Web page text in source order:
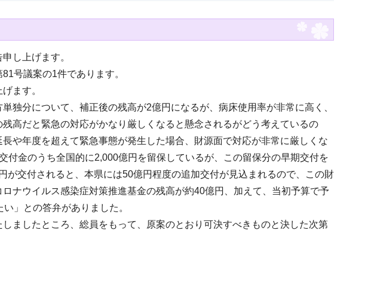
し上げます。
号議案の1件であります。
ます。
独分について、補正後の残高が2億円になるが、病床使用率が非常に高く、
高だと緊急の対応がかなり厳しくなると懸念されるがどう考えているの
や年度を超えて緊急事態が発生した場合、財源面で対応が非常に厳しくな
付金のうち全国的に2,000億円を留保しているが、この留保分の早期交付を
が交付されると、本県には50億円程度の追加交付が見込まれるので、この財
ナウイルス感染症対策推進基金の残高が約40億円、加えて、当初予算で予
」との答弁がありました。
ましたところ、総員をもって、原案のとおり可決すべきものと決した次第